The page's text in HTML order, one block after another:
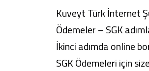
Kuveyt Türkİnternet
Ödemeler – SGK
İkinci adımda online
SGK Ödemeleri için size